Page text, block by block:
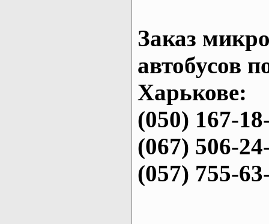
Заказ
автобусов
Харькове:
(050) 167-
(067) 506-
(057) 755-